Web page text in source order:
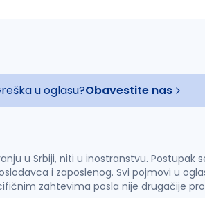
u oglasu?Obavestite nas
u Srbiji, niti u inostranstvu.
i zaposlenog. Svi pojmovi u
zahtevima posla nije drugačije